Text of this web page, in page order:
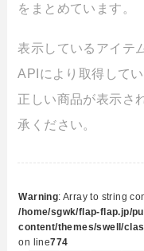
をまとめています。
表示しているアイテ
APIにより取得して
正しい商品が表示さ
承ください。
Warning: Array to string
/home/sgwk/flap-flap.jp/
content/themes/swell/
on line774